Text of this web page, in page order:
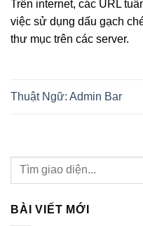
Trên internet, các URL
việc sử dụng dấu gạch
thư mục trên các server.
Thuật Ngữ: Admin Bar
BÀI VIẾT MỚI